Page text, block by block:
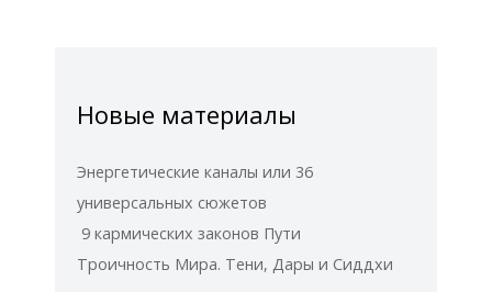
Новые материалы
Энергетические каналы или 36
универсальных сюжетов
9 кармических законов Пути
Троичность Мира. Тени, Дары и Сиддхи